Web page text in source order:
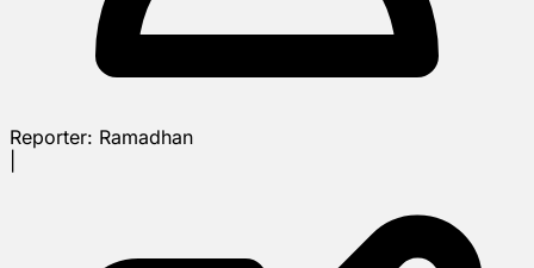
Reporter: Ramadhan